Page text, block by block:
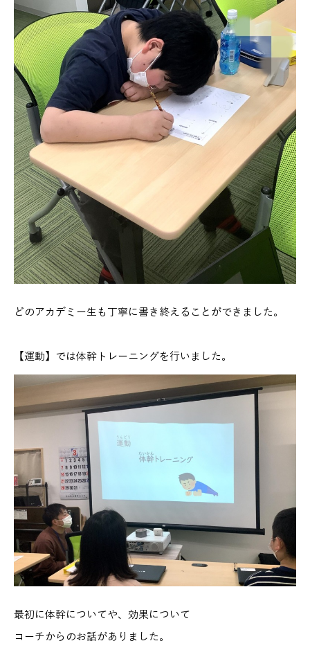
どのアカデミー生も丁寧に書き終えることができました。
【運動】では体幹トレーニングを行いました。
最初に体幹についてや、効果について
コーチからのお話がありました。